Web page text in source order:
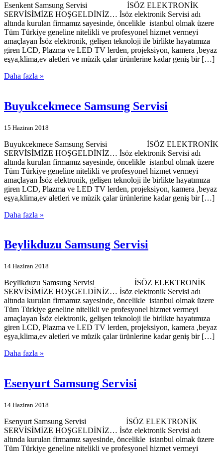
Esenkent Samsung Servisi İSÖZ ELEKTRONİK
SERVİSİMİZE HOŞGELDİNİZ… İsöz elektronik Servisi adı
altında kurulan firmamız sayesinde, öncelikle istanbul olmak üzere
Tüm Türkiye geneline nitelikli ve profesyonel hizmet vermeyi
amaçlayan İsöz elektronik, gelişen teknoloji ile birlikte hayatımıza
giren LCD, Plazma ve LED TV lerden, projeksiyon, kamera ,beyaz
eşya,klima,ev aletleri ve müzik çalar ürünlerine kadar geniş bir […]
Daha fazla »
Buyukcekmece Samsung Servisi
15 Haziran 2018
Buyukcekmece Samsung Servisi İSÖZ ELEKTRONİK
SERVİSİMİZE HOŞGELDİNİZ… İsöz elektronik Servisi adı
altında kurulan firmamız sayesinde, öncelikle istanbul olmak üzere
Tüm Türkiye geneline nitelikli ve profesyonel hizmet vermeyi
amaçlayan İsöz elektronik, gelişen teknoloji ile birlikte hayatımıza
giren LCD, Plazma ve LED TV lerden, projeksiyon, kamera ,beyaz
eşya,klima,ev aletleri ve müzik çalar ürünlerine kadar geniş bir […]
Daha fazla »
Beylikduzu Samsung Servisi
14 Haziran 2018
Beylikduzu Samsung Servisi İSÖZ ELEKTRONİK
SERVİSİMİZE HOŞGELDİNİZ… İsöz elektronik Servisi adı
altında kurulan firmamız sayesinde, öncelikle istanbul olmak üzere
Tüm Türkiye geneline nitelikli ve profesyonel hizmet vermeyi
amaçlayan İsöz elektronik, gelişen teknoloji ile birlikte hayatımıza
giren LCD, Plazma ve LED TV lerden, projeksiyon, kamera ,beyaz
eşya,klima,ev aletleri ve müzik çalar ürünlerine kadar geniş bir […]
Daha fazla »
Esenyurt Samsung Servisi
14 Haziran 2018
Esenyurt Samsung Servisi İSÖZ ELEKTRONİK
SERVİSİMİZE HOŞGELDİNİZ… İsöz elektronik Servisi adı
altında kurulan firmamız sayesinde, öncelikle istanbul olmak üzere
Tüm Türkiye geneline nitelikli ve profesyonel hizmet vermeyi